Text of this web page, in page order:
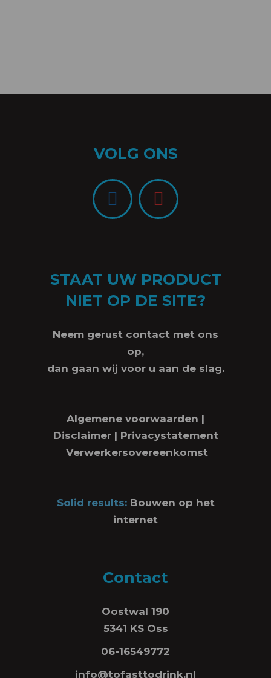
VOLG ONS
STAAT UW PRODUCT
NIET OP DE SITE?
Neem gerust contact met ons
op,
dan gaan wij voor u aan de slag.
Algemene voorwaarden |
Disclaimer| Privacystatement
Verwerkersovereenkomst
Solid results: Bouwen op het
internet
Contact
Oostwal 190
5341 KS Oss
06-16549772
info@tofasttodrink.nl